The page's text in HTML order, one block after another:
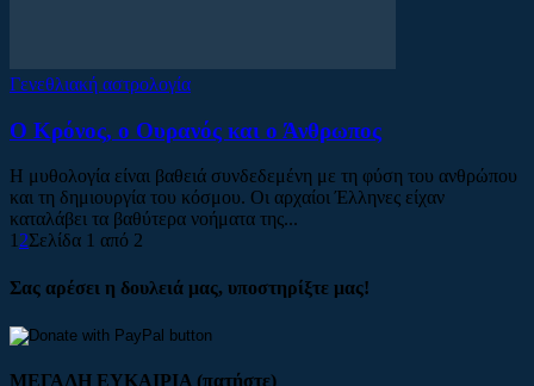
Γενεθλιακή αστρολογία
Ο Κρόνος, ο Ουρανός και ο Άνθρωπος
Η μυθολογία είναι βαθειά συνδεδεμένη με τη φύση του ανθρώπου
και τη δημιουργία του κόσμου. Οι αρχαίοι Έλληνες είχαν
καταλάβει τα βαθύτερα νοήματα της...
1 2Σελίδα 1 από 2
Σας αρέσει η δουλειά μας, υποστηρίξτε μας!
ΜΕΓΑΛΗ ΕΥΚΑΙΡΙΑ (πατήστε)